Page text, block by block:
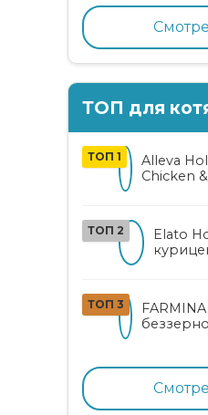
ТОП для
ТОП 1
Alleva
Chicken
ТОП 2
Elato
ТОП 3
курицей